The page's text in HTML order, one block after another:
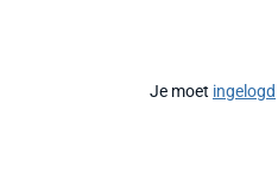
Je moet ingelogd